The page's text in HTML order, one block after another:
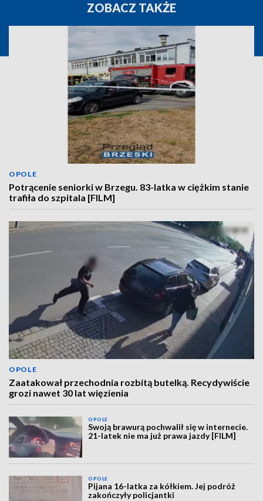
ZOBACZ TAKŻE
OPOLE
Potrącenie seniorki w Brzegu. 83-latka w ciężkim stanie
trafiła do szpitala [FILM]
OPOLE
Zaatakował przechodnia rozbitą butelką. Recydywiście
grozi nawet 30 lat więzienia
OPOLE
Swoją brawurą pochwalił się w internecie.
21-latek nie ma już prawa jazdy [FILM]
OPOLE
Pijana 16-latka za kółkiem. Jej podróż
zakończyły policjantki